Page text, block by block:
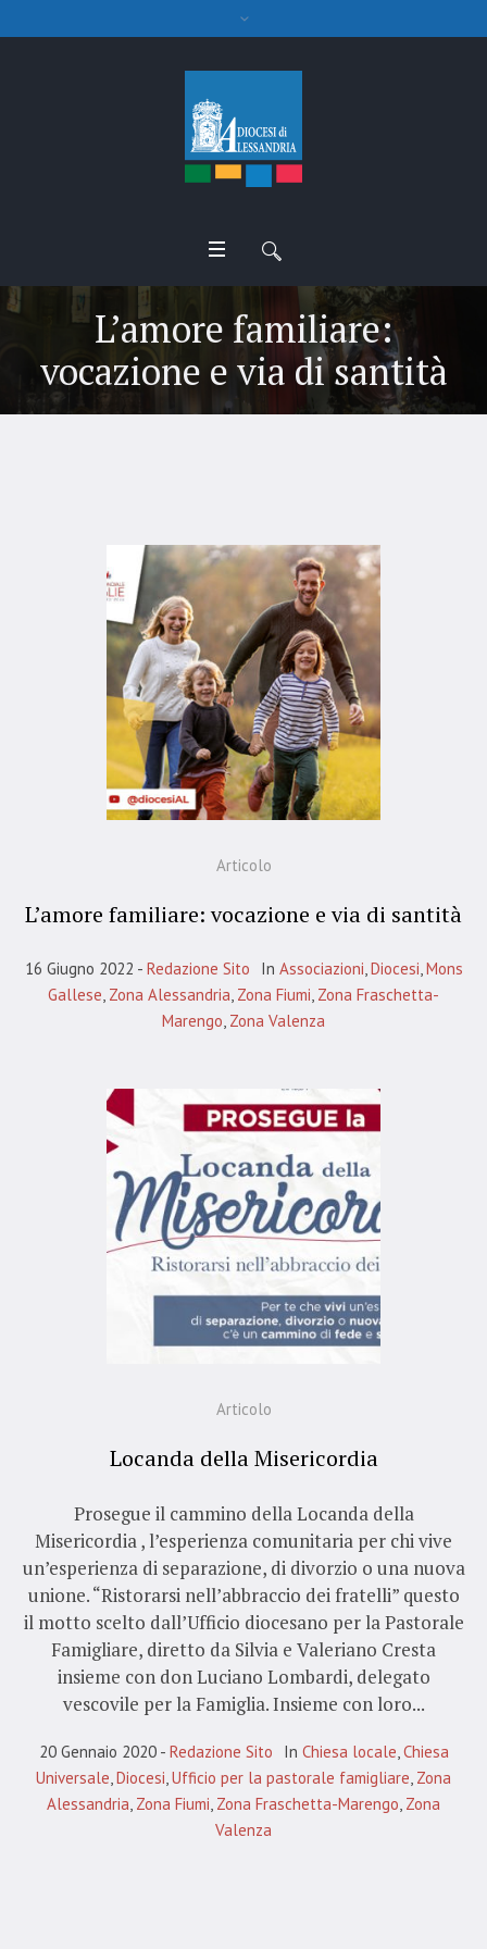
L’amore familiare:
vocazione e via di santità
Articolo
L’amore familiare: vocazione e via di santità
16 Giugno 2022 Redazione Sito In Associazioni Diocesi Mons
Gallese Zona Alessandria Zona Fiumi Zona Fraschetta-
Marengo Zona Valenza
Articolo
Locanda della Misericordia
Prosegue il cammino della Locanda della
Misericordia , l’esperienza comunitaria per chi vive
un’esperienza di separazione, di divorzio o una nuova
unione. “Ristorarsi nell’abbraccio dei fratelli” questo
il motto scelto dall’Ufficio diocesano per la Pastorale
Famigliare, diretto da Silvia e Valeriano Cresta
insieme con don Luciano Lombardi, delegato
vescovile per la Famiglia. Insieme con loro...
20 Gennaio 2020 Redazione Sito In Chiesa locale Chiesa
Universale Diocesi Ufficio per la pastorale famigliare Zona
Alessandria Zona Fiumi Zona Fraschetta-Marengo Zona
Valenza